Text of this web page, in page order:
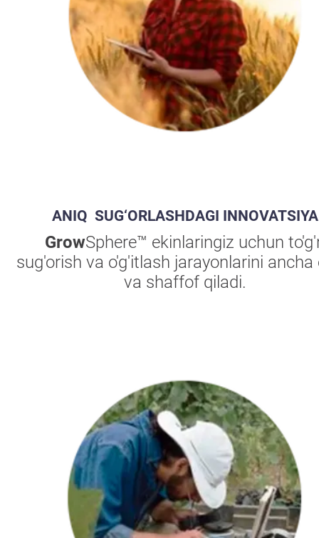
ANIQ SUG‘ORLASHDAGI INNOVATSIYA
GrowSphere™ ekinlaringiz uchun
sug'orish va o'g'itlash jarayonlarini ancha
va shaffof qiladi.